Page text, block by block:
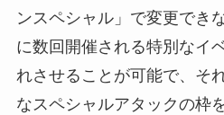
ンスペシャル」で変更でき
に数回開催される特別なイ
れさせることが可能で、そ
なスペシャルアタックの枠